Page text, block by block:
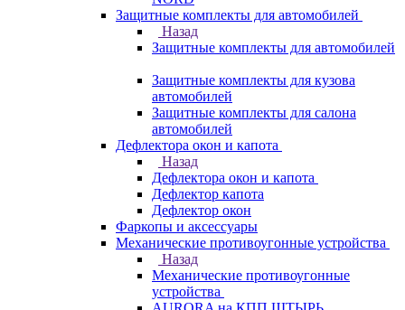
Защитные комплекты для автомобилей
Назад
Защитные комплекты для автомобилей
Защитные комплекты для кузова
автомобилей
Защитные комплекты для салона
автомобилей
Дефлектора окон и капота
Назад
Дефлектора окон и капота
Дефлектор капота
Дефлектор окон
Фаркопы и аксессуары
Механические противоугонные устройства
Назад
Механические противоугонные
устройства